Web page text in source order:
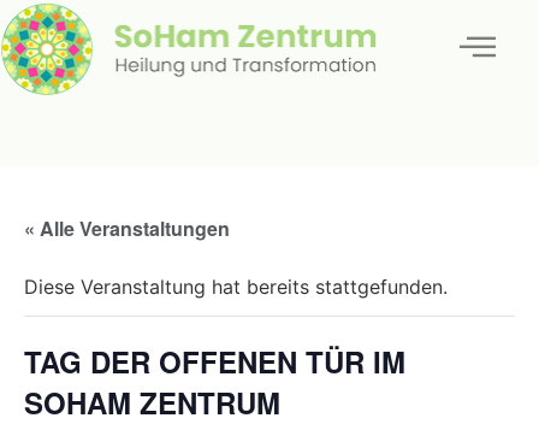
« Alle Veranstaltungen
Diese Veranstaltung hat bereits stattgefunden.
TAG DER OFFENEN TÜR IM
SOHAM ZENTRUM